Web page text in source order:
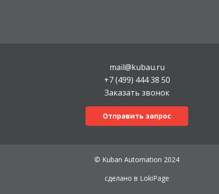
mail@kubau.ru
+7 (499) 444 38 50
Заказать звонок
Отправить запрос
© Kuban Automation 2024
сделано в LokiPage